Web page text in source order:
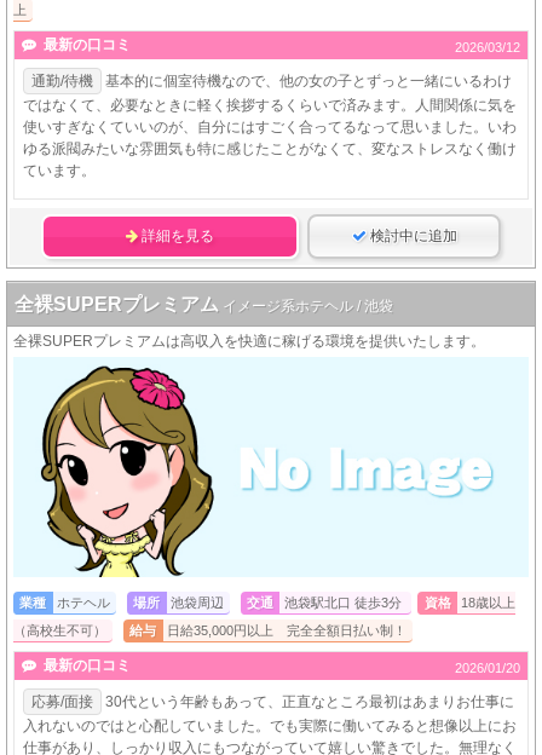
上
最新の口コミ 2026/03/12
通勤/待機
基本的に個室待機なので、他の女の子とずっと一緒にいるわけ
ではなくて、必要なときに軽く挨拶するくらいで済みます。人間関係に気を
使いすぎなくていいのが、自分にはすごく合ってるなって思いました。いわ
ゆる派閥みたいな雰囲気も特に感じたことがなくて、変なストレスなく働け
ています。
詳細を見る 検討中に追加
全裸SUPERプレミアム イメージ系ホテヘル / 池袋
全裸SUPERプレミアムは高収入を快適に稼げる環境を提供いたします。
業種 ホテヘル 場所 池袋周辺 交通 池袋駅北口 徒歩3分 資格
18歳以上
（高校生不可）
給与 日給35,000円以上 完全全額日払い制！
最新の口コミ 2026/01/20
応募/面接
30代という年齢もあって、正直なところ最初はあまりお仕事に
入れないのではと心配していました。でも実際に働いてみると想像以上にお
仕事があり、しっかり収入にもつながっていて嬉しい驚きでした。無理なく